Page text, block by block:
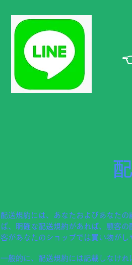
配送規約には、あなたおよびあなた
ば、明確な配送規約があれば、顧客
客があなたのショップでは買い物が
一般的に、配送規約には記載しなけ